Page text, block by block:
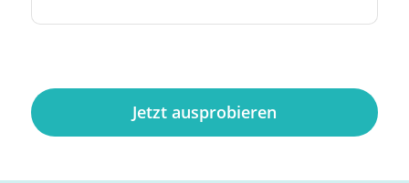
Jetzt ausprobieren